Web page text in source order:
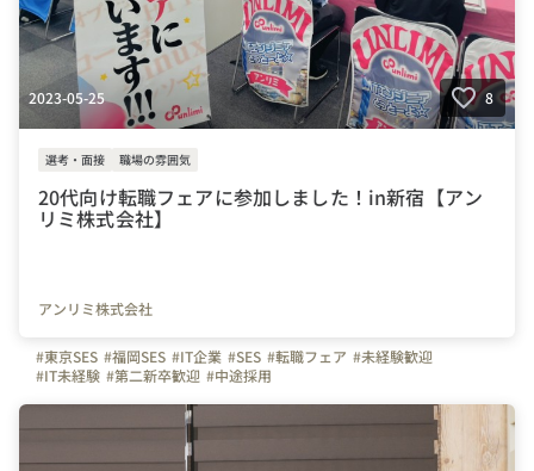
2023-05-25 8
選考・面接 職場の雰囲気
20代向け転職フェアに参加しました！in新宿【アン
リミ株式会社】
アンリミ株式会社
#東京SES #福岡SES #IT企業 #SES #転職フェア #未経験歓迎
#IT未経験 #第二新卒歓迎 #中途採用